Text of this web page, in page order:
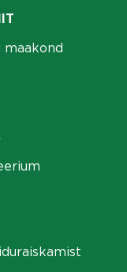
maakond